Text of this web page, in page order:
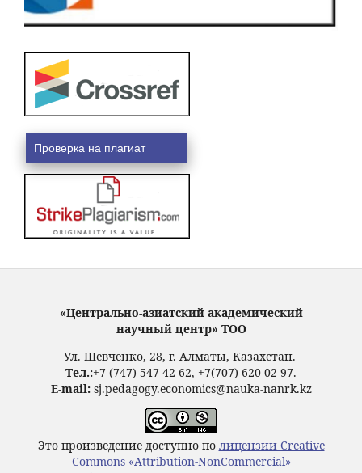
Проверка на плагиат
«Центрально-азиатский академический
научный центр» ТОО
Ул. Шевченко, 28, г. Алматы, Казахстан.
Тел.:+7 (747) 547-42-62, +7(707) 620-02-97.
E-mail:sj.pedagogy.economics@nauka-nanrk.kz
Это произведение доступно по лицензии Creative
Commons «Attribution-NonCommercial»